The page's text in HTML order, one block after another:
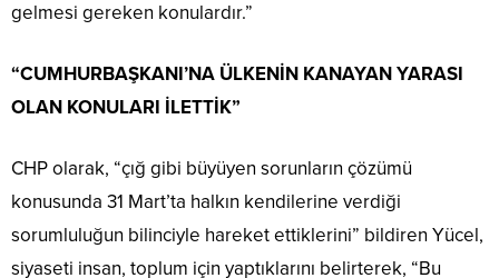
gelmesi gereken konulardır.”
“CUMHURBAŞKANI’NA ÜLKENİN KANAYAN YARASI
OLAN KONULARI İLETTİK”
CHP olarak, “çığ gibi büyüyen sorunların çözümü
konusunda 31 Mart’ta halkın kendilerine verdiği
sorumluluğun bilinciyle hareket ettiklerini” bildiren Yücel,
siyaseti insan, toplum için yaptıklarını belirterek, “Bu